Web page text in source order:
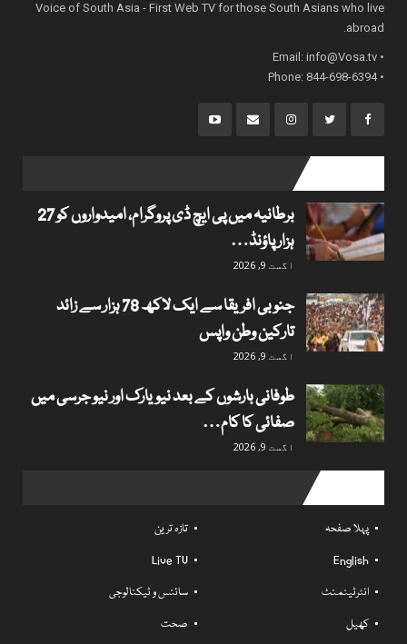
Voice of South Asia - First Web TV for those South Asians who live
abroad.
• Email:
info@Vosa.tv
• Phone: 844-698-6394
برطانیہ میں پی ایچ ڈی پروگرام، امیدواروں کو 27
ہزار پاؤنڈ…
اگست 9, 2026
جنوبی افریقا سے ایک لاکھ 78 ہزار سے زائد
تارکین وطن واپس
اگست 9, 2026
طوفانی بارشوں کے بعد نیویارک اور نیو جرسی میں
صفائی کا کام…
اگست 9, 2026
پہلا صفحہ
تازہ ترین
English
Live TV
انٹرٹینمنٹ
سائنس و ٹیکنالوجی
کھیل
صحت